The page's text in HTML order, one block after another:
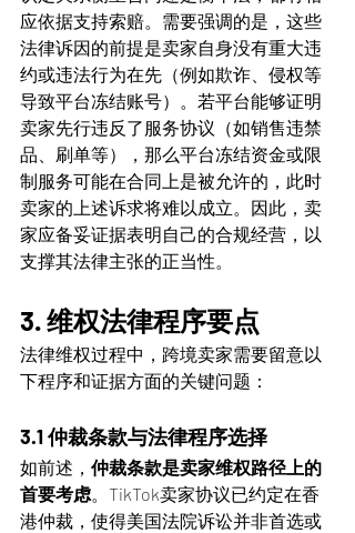
应依据支持索赔。需要强调的是，这些
法律诉因的前提是卖家自身没有重大违
约或违法行为在先（例如欺诈、侵权等
导致平台冻结账号）。若平台能够证明
卖家先行违反了服务协议（如销售违禁
品、刷单等），那么平台冻结资金或限
制服务可能在合同上是被允许的，此时
卖家的上述诉求将难以成立。因此，卖
家应备妥证据表明自己的合规经营，以
支撑其法律主张的正当性。
3. 维权法律程序要点
法律维权过程中，跨境卖家需要留意以
下程序和证据方面的关键问题：
3.1 仲裁条款与法律程序选择
如前述， 仲裁条款是卖家维权路径上的
首要考虑。TikTok卖家协议已约定在香
港仲裁，使得美国法院诉讼并非首选或